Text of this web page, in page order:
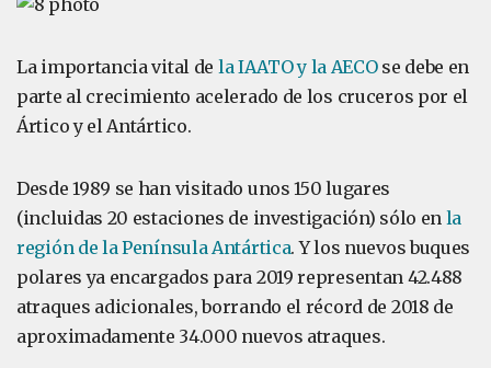
La importancia vital de la IAATO y la AECOse debe en
parte al crecimiento acelerado de los cruceros por el
Ártico y el Antártico.
Desde 1989 se han visitado unos 150 lugares
(incluidas 20 estaciones de investigación) sólo en la
región de la Península Antártica. Y los nuevos buques
polares ya encargados para 2019 representan 42.488
atraques adicionales, borrando el récord de 2018 de
aproximadamente 34.000 nuevos atraques.